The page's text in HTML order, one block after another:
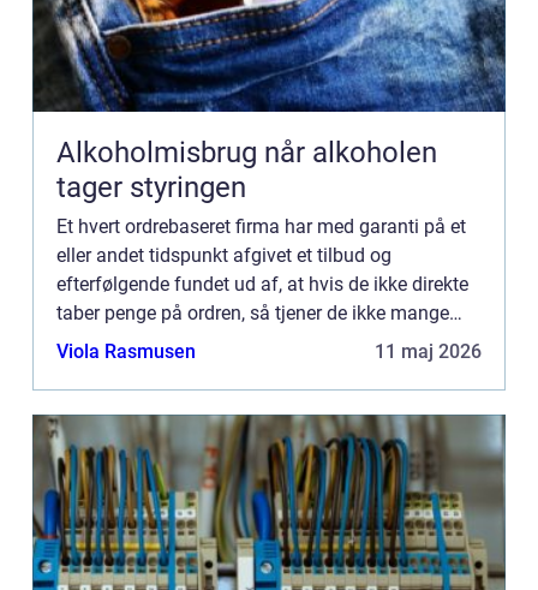
Alkoholmisbrug når alkoholen
tager styringen
Et hvert ordrebaseret firma har med garanti på et
eller andet tidspunkt afgivet et tilbud og
efterfølgende fundet ud af, at hvis de ikke direkte
taber penge på ordren, så tjener de ikke mange
penge på ordren. De fleste har sikkert også prøvet
Viola Rasmusen 11 maj 2026